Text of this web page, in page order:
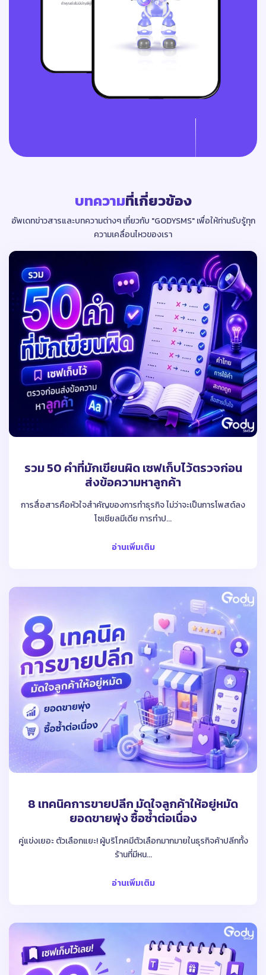
บทความที่เกี่ยวข้อง
อัพเดทข่าวสารและบทความต่างๆ เกี่ยวกับ "GODYSMS"เพื่อให้ท่านรับรู้ทุก
ความเคลื่อนไหวของเรา
รวม 50 คําที่มักเขียนผิด เซฟเก็บไว้ตรวจก่อน
ส่งข้อความหาลูกค้า
การสื่อสารคือหัวใจสำคัญของการทำธุรกิจ ไม่ว่าจะเป็นการโพสต์ลง
โซเชียลมีเดีย การทำป...
อ่านเพิ่มเติม
8 เทคนิคการขายปลีก มัดใจลูกค้าให้อยู่หมัด
ยอดขายพุ่ง ซื้อซ้ำต่อเนื่อง
คู่แข่งเยอะ ตัวเลือกแยะ! ผู้บริโภคมีตัวเลือกมากมายในธุรกิจค้าปลีกทั้ง
ร้านที่มีหน...
อ่านเพิ่มเติม